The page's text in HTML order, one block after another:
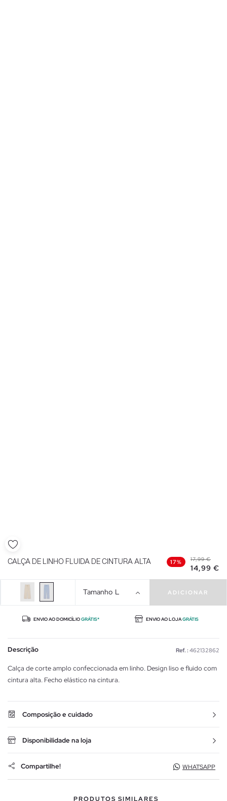
CALÇA DE LINHO FLUIDA DE CINTURA ALTA 17% 17,99 €
14,99 €
Tamanho L ADICIONAR
ENVIO AO DOMICÍLIOGRÁTIS* ENVIO AO LOJAGRÁTIS
Descrição Ref. : 462132862
Calça de corte amplo confeccionada em linho. Design liso e fluido com
cintura alta. Fecho elástico na cintura.
Composição e cuidado
Disponibilidade na loja
Compartilhe! WHATSAPP
PRODUTOS SIMILARES